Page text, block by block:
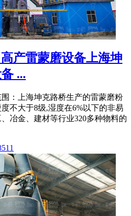
产雷蒙磨设备上海坤
...
：上海坤克路桥生产的雷蒙磨粉
不大于8级,湿度在6%以下的非易
冶金、建材等行业320多种物料的